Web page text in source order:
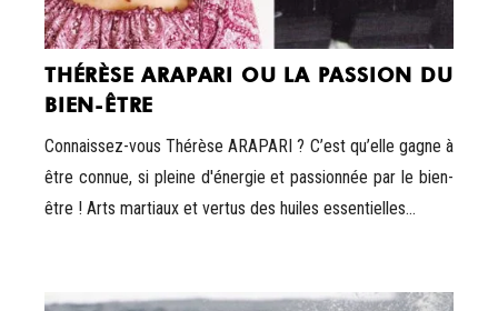
THÉRÈSE ARAPARI OU LA PASSION DU
BIEN-ÊTRE
Connaissez-vous Thérèse ARAPARI ? C’est qu’elle gagne à
être connue, si pleine d'énergie et passionnée par le bien-
être ! Arts martiaux et vertus des huiles essentielles...